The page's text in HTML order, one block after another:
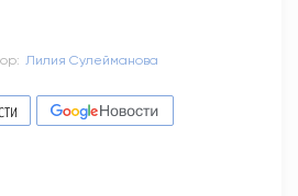
КУЛЬТУРА
СПОРТ
Лилия Сулейманова